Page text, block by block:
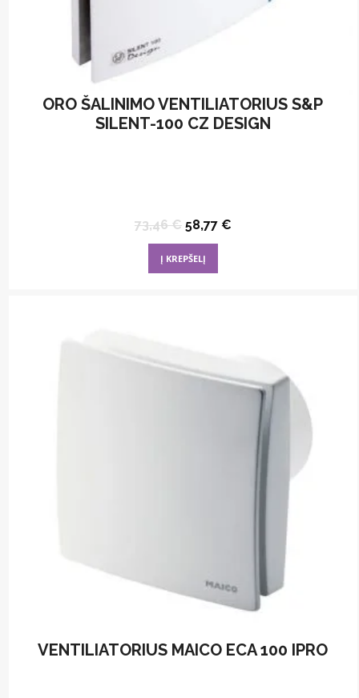
ORO ŠALINIMO VENTILIATORIUS S&P
SILENT-100 CZ DESIGN
73,46€ Original
price
was:
73,46 €.
58,77 €Current
Į KREPŠELĮ
VENTILIATORIUS MAICO ECA 100 IPRO